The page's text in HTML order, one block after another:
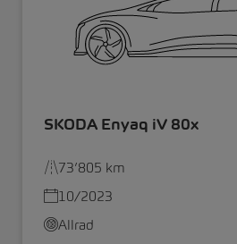
SKODA Enyaq iV 80x
73’805 km
10/2023
Allrad